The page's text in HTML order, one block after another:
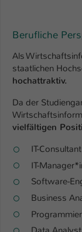
Berufliche
Als
staatlichen
hochattraktiv.
Da der
vielfältigen
IT-Consultant
IT-
Software-
Business